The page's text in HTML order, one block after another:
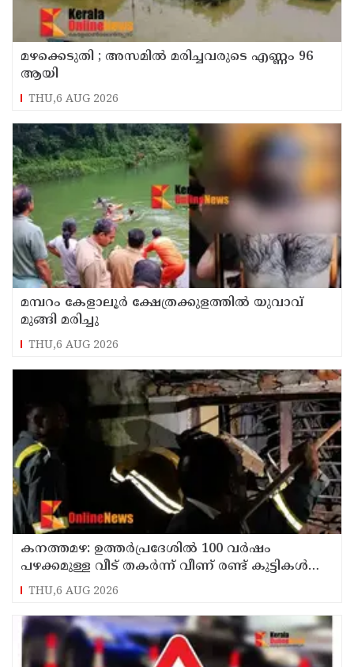
മഴക്കെടുതി ; അസമില്‍ മരിച്ചവരുടെ എണ്ണം 96
ആയി
THU,6 AUG 2026
മമ്പറം കേളാലൂർ ക്ഷേത്രക്കുളത്തിൽ യുവാവ്
മുങ്ങി മരിച്ചു
THU,6 AUG 2026
കനത്തമഴ: ഉത്തര്‍പ്രദേശില്‍ 100 വര്‍ഷം
പഴക്കമുള്ള വീട് തകര്‍ന്ന് വീണ് രണ്ട് കുട്ടികള്‍
ഉള്‍പ്പടെ 6 പേര്‍ക്ക് ദാരുണാന്ത്യം
THU,6 AUG 2026